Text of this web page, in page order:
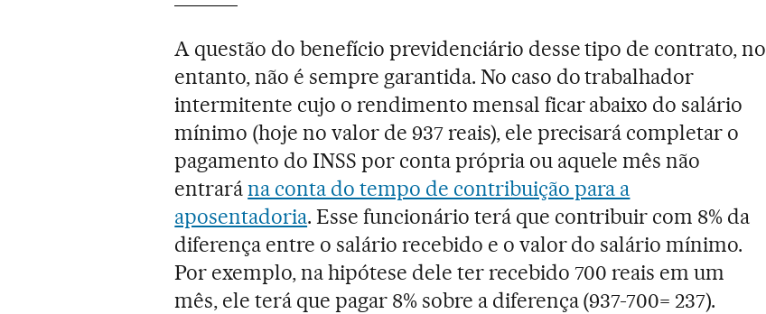
A questão do benefício previdenciário desse tipo de contrato, no
entanto, não é sempre garantida. No caso do trabalhador
intermitente cujo o rendimento mensal ficar abaixo do salário
mínimo (hoje no valor de 937 reais), ele precisará completar o
pagamento do INSS por conta própria ou aquele mês não
entrarána conta do tempo de contribuição para a
aposentadoria. Esse funcionário terá que contribuir com 8% da
diferença entre o salário recebido e o valor do salário mínimo.
Por exemplo, na hipótese dele ter recebido 700 reais em um
mês, ele terá que pagar 8% sobre a diferença (937-700= 237).